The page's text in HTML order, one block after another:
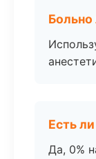
Больно
Есть
Да, 0%